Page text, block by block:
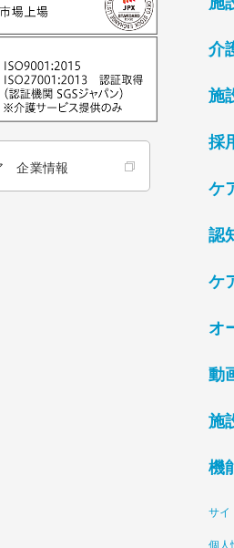
企業情報
介
施
採
ケ
認
ケ
オ
動
施
機
サイ
個人